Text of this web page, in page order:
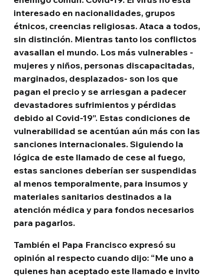
interesado en nacionalidades, grupos
étnicos, creencias religiosas. Ataca a todos,
sin distinción. Mientras tanto los conflictos
avasallan el mundo. Los más vulnerables -
mujeres y niños, personas discapacitadas,
marginados, desplazados- son los que
pagan el precio y se arriesgan a padecer
devastadores sufrimientos y pérdidas
debido al Covid-19”. Estas condiciones de
vulnerabilidad se acentúan aún más con las
sanciones internacionales. Siguiendo la
lógica de este llamado de cese al fuego,
estas sanciones deberían ser suspendidas
al menos temporalmente, para insumos y
materiales sanitarios destinados a la
atención médica y para fondos necesarios
para pagarlos.
También el Papa Francisco expresó su
opinión al respecto cuando dijo: “Me uno a
quienes han aceptado este llamado e invito